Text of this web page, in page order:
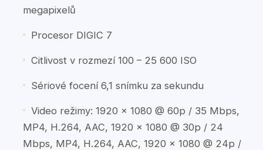
megapixelů
Procesor DIGIC 7
Citlivost v rozmezí 100 – 25 600 ISO
Sériové focení 6,1 snímku za sekundu
Video režimy: 1920 x 1080 @ 60p / 35 Mbps,
MP4, H.264, AAC, 1920 x 1080 @ 30p / 24
Mbps, MP4, H.264, AAC, 1920 x 1080 @ 24p /